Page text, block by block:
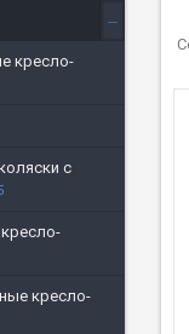
кресло-
с
кресло-